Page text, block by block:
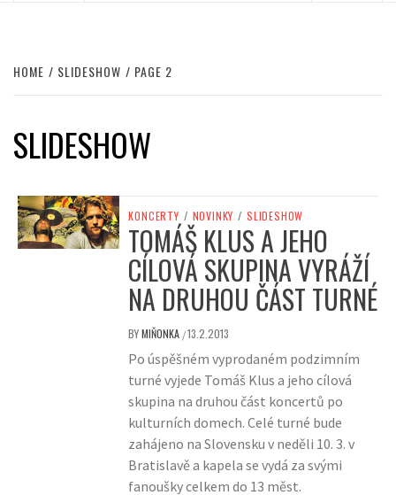
HOME SLIDESHOW PAGE 2
SLIDESHOW
KONCERTY / NOVINKY / SLIDESHOW
TOMÁŠ KLUS A JEHO
CÍLOVÁ SKUPINA VYRÁŽÍ
NA DRUHOU ČÁST TURNÉ
BYMIŇONKA /13.2.2013
Po úspěšném vyprodaném podzimním
turné vyjede Tomáš Klus a jeho cílová
skupina na druhou část koncertů po
kulturních domech. Celé turné bude
zahájeno na Slovensku v neděli 10. 3. v
Bratislavě a kapela se vydá za svými
fanoušky celkem do 13 měst.